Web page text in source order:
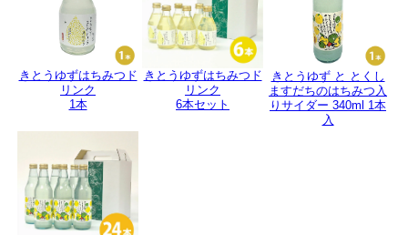
きとうゆずはちみつド
リンク
1本
きとうゆずはちみつド
リンク
6本セット
きとうゆず と とくし
ますだちのはちみつ入
りサイダー 340ml 1本
入